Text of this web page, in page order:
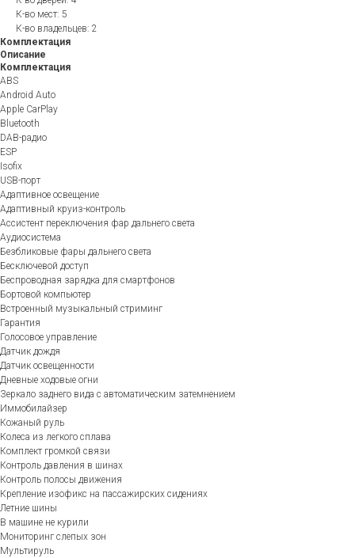
К-во мест: 5
К-во владельцев: 2
Комплектация
Описание
Комплектация
ABS
Android Auto
Apple CarPlay
Bluetooth
DAB-радио
ESP
Isofix
USB-порт
Адаптивное освещение
Адаптивный круиз-контроль
Ассистент переключения фар дальнего света
Аудиосистема
Безбликовые фары дальнего света
Бесключевой доступ
Беспроводная зарядка для смартфонов
Бортовой компьютер
Встроенный музыкальный стриминг
Гарантия
Голосовое управление
Датчик дождя
Датчик освещенности
Дневные ходовые огни
Зеркало заднего вида с автоматическим затемнением
Иммобилайзер
Кожаный руль
Колеса из легкого сплава
Комплект громкой связи
Контроль давления в шинах
Контроль полосы движения
Крепление изофикс на пассажирских сидениях
Летние шины
В машине не курили
Мониторинг слепых зон
Мультируль